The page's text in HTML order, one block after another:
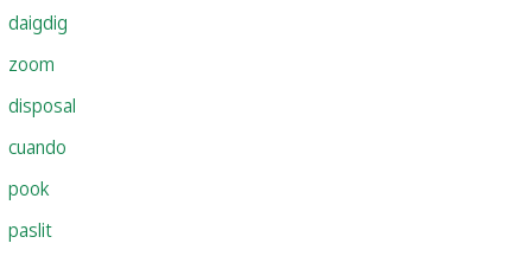
daigdig
zoom
disposal
cuando
pook
paslit